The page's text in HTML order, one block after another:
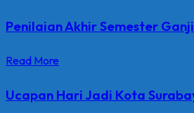
Penilaian Akhir Semester
Read More
Ucapan Hari Jadi Kota